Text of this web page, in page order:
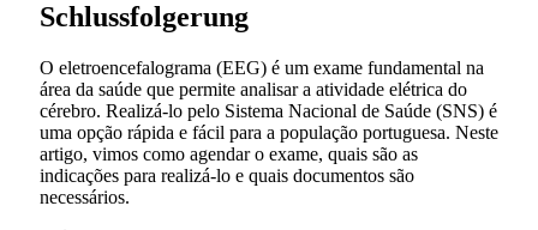
Schlussfolgerung
O eletroencefalograma (EEG) é um exame fundamental na
área da saúde que permite analisar a atividade elétrica do
cérebro. Realizá-lo pelo Sistema Nacional de Saúde (SNS) é
uma opção rápida e fácil para a população portuguesa. Neste
artigo, vimos como agendar o exame, quais são as
indicações para realizá-lo e quais documentos são
necessários.